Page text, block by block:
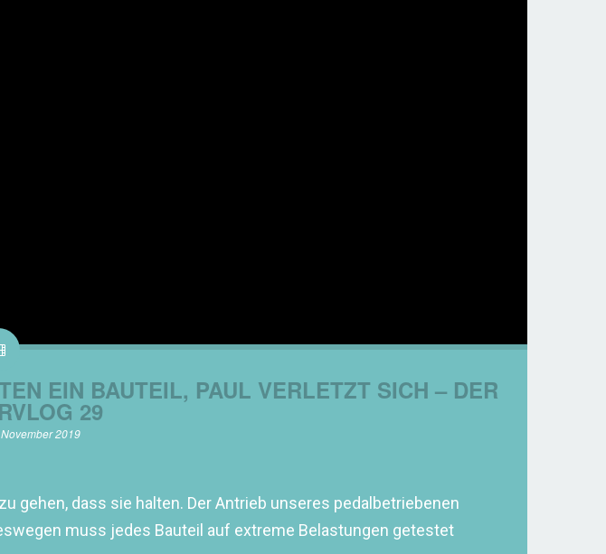
EIN BAUTEIL, PAUL VERLETZT SICH – DER
29
2019
gehen, dass sie halten. Der Antrieb unseres pedalbetriebenen
muss jedes Bauteil auf extreme Belastungen getestet